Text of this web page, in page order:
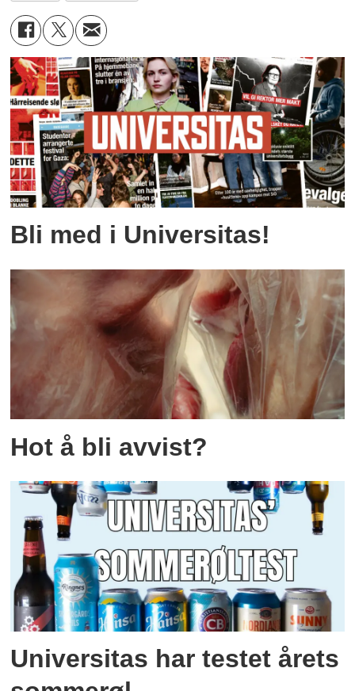
Bli med i Universitas!
Hot å bli avvist?
Universitas har testet årets